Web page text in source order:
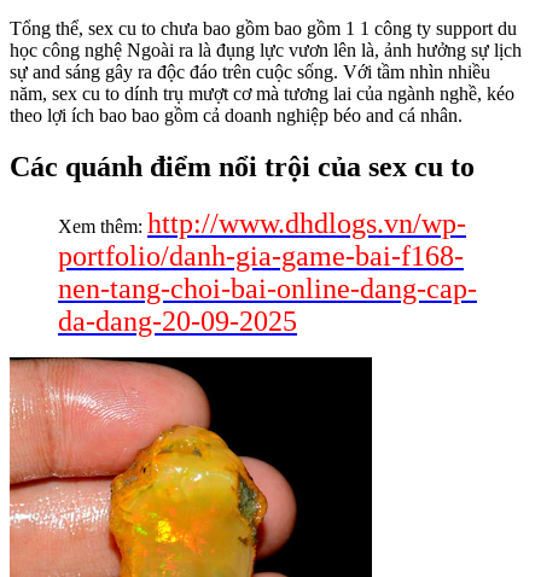
Tổng thể, sex cu to chưa bao gồm bao gồm 1 1 công ty support du
học công nghệ Ngoài ra là đụng lực vươn lên là, ảnh hưởng sự lịch
sự and sáng gây ra độc đáo trên cuộc sống. Với tầm nhìn nhiều
năm, sex cu to dính trụ mượt cơ mà tương lai của ngành nghề, kéo
theo lợi ích bao bao gồm cả doanh nghiệp béo and cá nhân.
Các quánh điểm nổi trội của sex cu to
Xem thêm: http://www.dhdlogs.vn/wp-
portfolio/danh-gia-game-bai-f168-
nen-tang-choi-bai-online-dang-cap-
da-dang-20-09-2025